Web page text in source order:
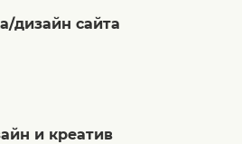
дизайн сайта
и креатив